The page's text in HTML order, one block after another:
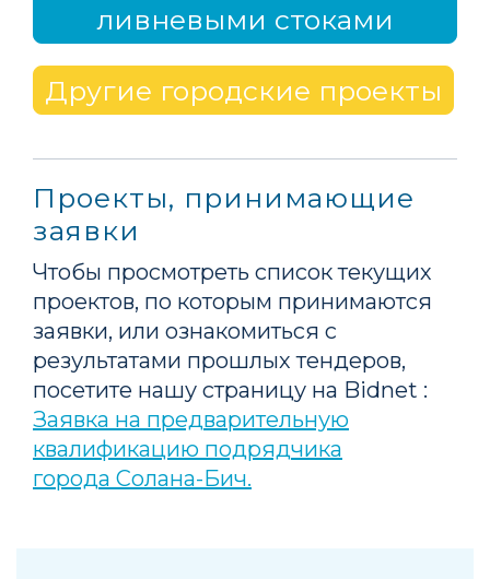
ливневыми стоками
Другие городские проекты
Проекты, принимающие
заявки
Чтобы просмотреть список текущих
проектов, по которым принимаются
заявки, или ознакомиться с
результатами прошлых тендеров,
посетите нашу страницу на Bidnet :
Заявка на предварительную
квалификацию подрядчика
города Солана-Бич.